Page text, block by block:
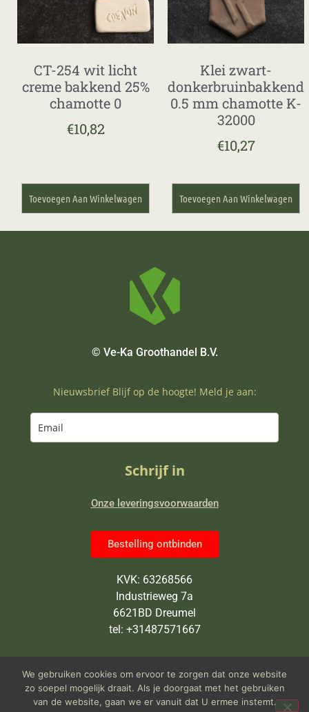
CT-254 wit licht
creme bakkend 25%
chamotte 0
€10,82
Toevoegen Aan Winkelwagen
Klei zwart-
donkerbruinbakkend
0.5 mm chamotte K-
32000
€10,27
Toevoegen Aan Winkelwagen
© Ve-Ka Groothandel B.V.
Nieuwsbrief Blijf op de hoogte! Meld je aan:
Schrijf in
Onze leveringsvoorwaarden
Bestelling ontbinden
KVK: 63268566
Industrieweg 7a
6621BD Dreumel
tel: +31487571667
Wij zijn van maandag tot en met
vrijdag open van 9 tot 5 uur
We gebruiken cookies om ervoor te zorgen dat onze website
zo soepel mogelijk draait. Als je doorgaat met het gebruiken
van de website, gaan we er vanuit dat U ermee instemt.